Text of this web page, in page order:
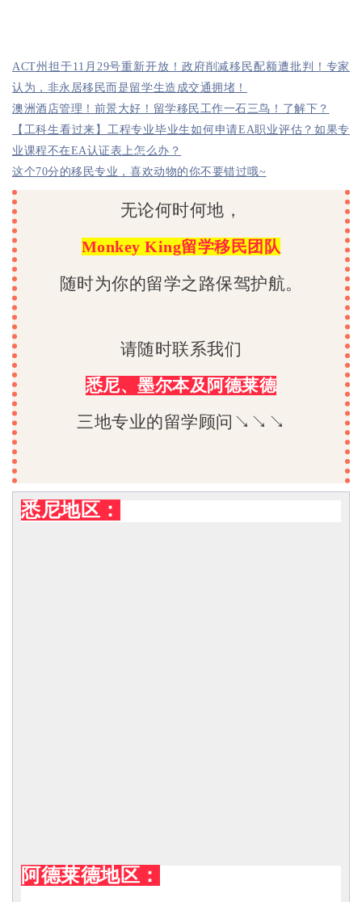
ACT州担于11月29号重新开放！政府削减移民配额遭批判！专家
认为，非永居移民而是留学生造成交通拥堵！
澳洲酒店管理！前景大好！留学移民工作一石三鸟！了解下？
【工科生看过来】工程专业毕业生如何申请EA职业评估？如果专
业课程不在EA认证表上怎么办？
这个70分的移民专业，喜欢动物的你不要错过哦~
无论何时何地，
Monkey King留学移民团队
随时为你的留学之路保驾护航。
请随时联系我们
悉尼、墨尔本及阿德莱德
三地专业的留学顾问↘↘↘
悉尼地区：
阿德莱德地区：